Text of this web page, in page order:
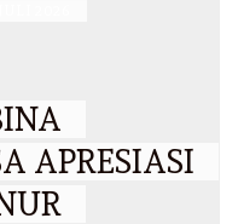
APRESIASI